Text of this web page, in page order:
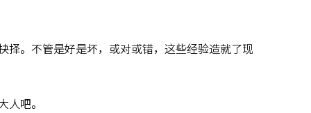
择。不管是好是坏，或对或错，这些经验造就了现
吧。